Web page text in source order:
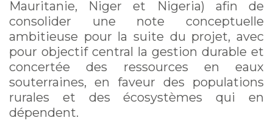
Mauritanie, Niger et Nigeria) afin de
consolider une note conceptuelle
ambitieuse pour la suite du projet, avec
pour objectif central la gestion durable et
concertée des ressources en eaux
souterraines, en faveur des populations
rurales et des écosystèmes qui en
dépendent.